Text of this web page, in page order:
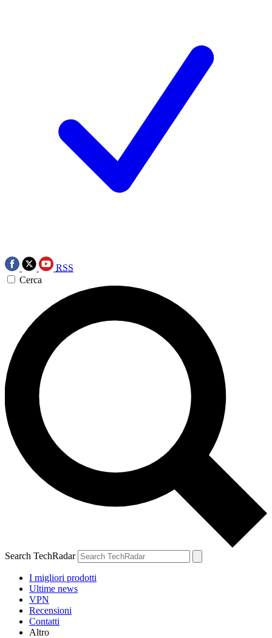
RSS
Cerca
Search TechRadar
I migliori prodotti
Ultime news
VPN
Recensioni
Contatti
Altro